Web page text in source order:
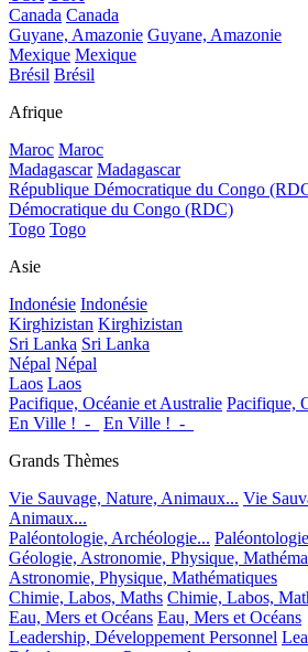
Canada Canada
Guyane, Amazonie Guyane, Amazonie
Mexique Mexique
Brésil Brésil
Afrique
Maroc Maroc
Madagascar Madagascar
République Démocratique du Congo
Démocratique du Congo (RDC)
Togo Togo
Asie
Indonésie Indonésie
Kirghizistan Kirghizistan
Sri Lanka Sri Lanka
Népal Népal
Laos Laos
Pacifique, Océanie et Australie Pacifique,
En Ville !_-_
En Ville !_-_
Grands Thèmes
Vie Sauvage, Nature, Animaux... Vie
Animaux...
Paléontologie, Archéologie...
Géologie, Astronomie, Physique,
Astronomie, Physique, Mathématiques
Chimie, Labos, Maths Chimie, Labos,
Eau, Mers et Océans Eau, Mers et Océans
Leadership, Développement Personnel